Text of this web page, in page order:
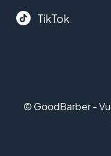
TikTok
© GoodBarber -